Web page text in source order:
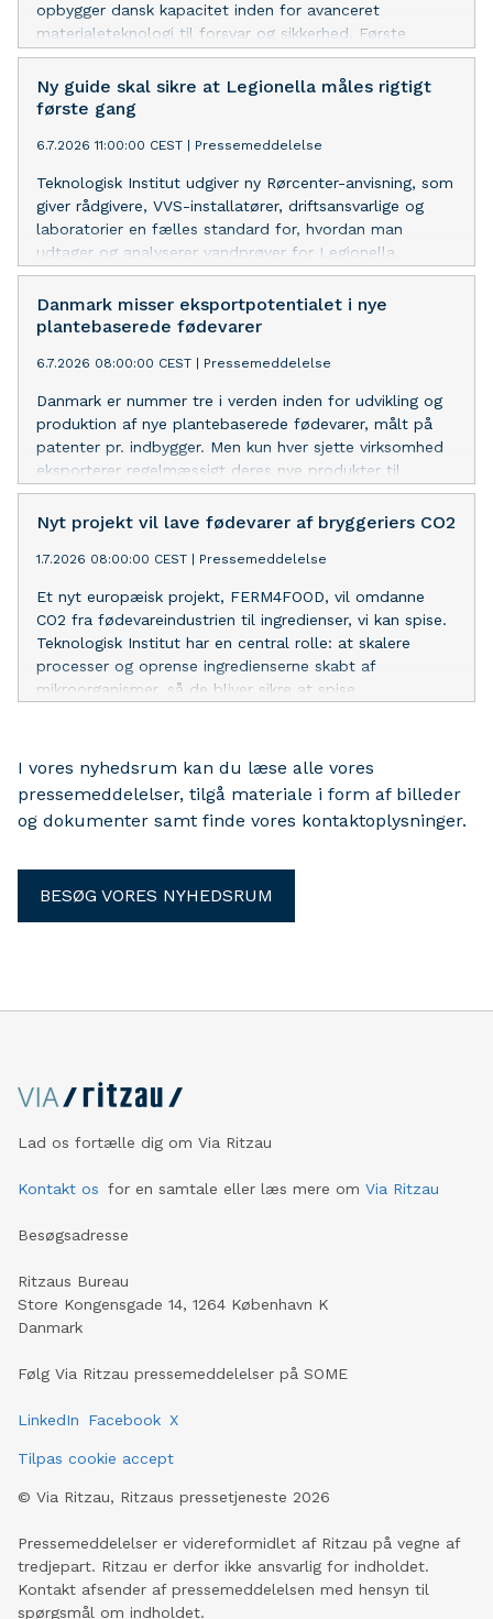
opbygger dansk kapacitet inden for avanceret
materialeteknologi til forsvar og sikkerhed. Første
konkrete projekt er med Flyvevåbnets C-130J Hercules-
fly, og målet er at forlænge levetiden og få en bedre
forståelse af slidrelaterede muligheder. Projektet tager
og skal skabe danske arbejdspladser mod et
Ny guide skal sikre at Legionella måles rigtigt
første gang
6.7.2026 11:00:00 CEST Pressemeddelelse
Teknologisk Institut udgiver ny Rørcenter-anvisning, som
giver rådgivere, VVS-installatører, driftsansvarlige og
laboratorier en fælles standard for, hvordan man
udtager og analyserer vandprøver for Legionella.
Korrekt måling er forudsætningen for at kunne
bekæmpe bakterien, der kan give den alvorlige
legionærsyge.
Danmark misser eksportpotentialet i nye
plantebaserede fødevarer
6.7.2026 08:00:00 CEST Pressemeddelelse
Danmark er nummer tre i verden inden for udvikling og
produktion af nye plantebaserede fødevarer, målt på
patenter pr. indbygger. Men kun hver sjette virksomhed
eksporterer regelmæssigt deres nye produkter til
udlandet. Ny analyse fra Teknologisk Institut peger på,
at branchens udvikling mod produktion og eksport i
vindes hos forbrugerne, i detailledet og indenfor
Nyt projekt vil lave fødevarer af bryggeriers CO2
1.7.2026 08:00:00 CEST Pressemeddelelse
Et nyt europæisk projekt, FERM4FOOD, vil omdanne
CO2 fra fødevareindustrien til ingredienser, vi kan spise.
Teknologisk Institut har en central rolle: at skalere
processer og oprense ingredienserne skabt af
mikroorganismer, så de bliver sikre at spise.
I vores nyhedsrum kan du læse alle vores
pressemeddelelser, tilgå materiale i form af billeder
og dokumenter samt finde vores kontaktoplysninger.
BESØG VORES NYHEDSRUM
Lad os fortælle dig om Via Ritzau
Kontakt os for en samtale eller læs mere om Via Ritzau
Besøgsadresse
Ritzaus Bureau
Store Kongensgade 14, 1264 København K
Danmark
Følg Via Ritzau pressemeddelelser på SOME
LinkedIn Facebook X
Tilpas cookie accept
© Via Ritzau, Ritzaus pressetjeneste 2026
Pressemeddelelser er videreformidlet af Ritzau på vegne af
tredjepart. Ritzau er derfor ikke ansvarlig for indholdet.
Kontakt afsender af pressemeddelelsen med hensyn til
spørgsmål om indholdet.